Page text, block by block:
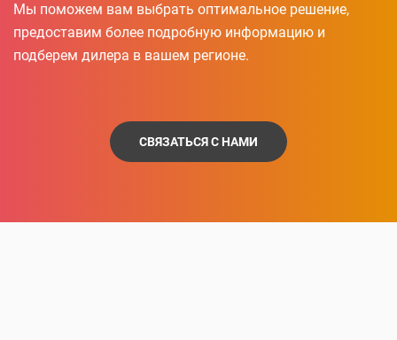
Мы поможем вам выбрать оптимальное решение,
предоставим более подробную информацию и
подберем дилера в вашем регионе.
СВЯЗАТЬСЯ С НАМИ